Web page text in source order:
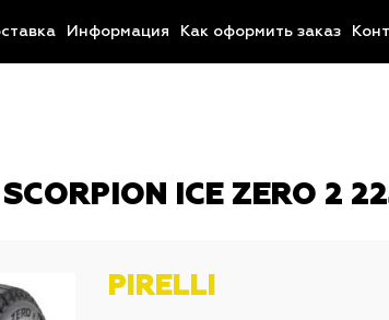
Информация Как оформить заказ
ICE ZERO 2
PIRELLI